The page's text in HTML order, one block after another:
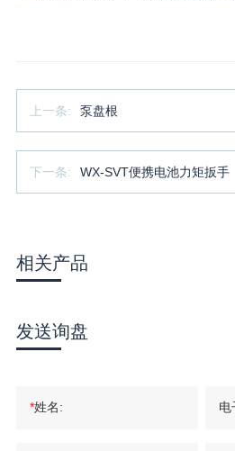
上一条: 泵盘根
下一条: WX-SVT便携电池力矩扳手
相关产品
发送询盘
*姓名: 电